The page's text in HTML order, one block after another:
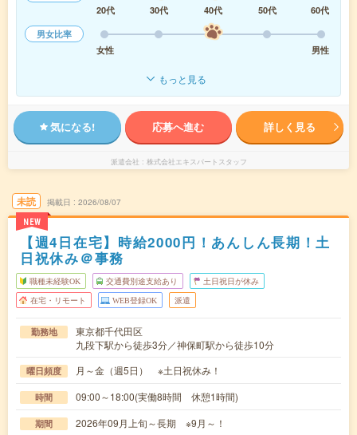
20代
30代 40代 50代
60代
男女比率
女性
男性
もっと見る
気になる! 応募へ進む 詳しく見る
派遣会社 株式会社エキスパートスタッフ
未読
NEW
掲載日 2026/08/07
【週4日在宅】時給2000円！あんしん長期！土
日祝休み＠事務
職種未経験OK 交通費別途支給あり 土日祝日が休み
在宅・リモート WEB登録OK 派遣
勤務地
東京都千代田区
九段下駅から徒歩3分／神保町駅から徒歩10分
曜日頻度 月～金（週5日） ※土日祝休み！
時間 09:00～18:00(実働8時間 休憩1時間)
期間 2026年09月上旬～長期 ※9月～！